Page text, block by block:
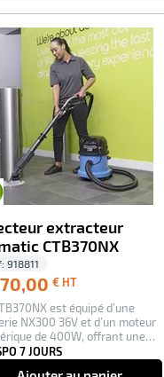
extracteur
CTB370NX
918811
€ HT
HT
est équipé d’une
NX300 36V et d’un moteur
de 400W, offrant une
d…
7 JOURS